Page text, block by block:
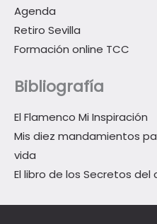
Agenda
Retiro Sevilla
Formación online TCC
Bibliografía
El Flamenco Mi Inspiración
Mis diez mandamientos
vida
El libro de los Secretos del